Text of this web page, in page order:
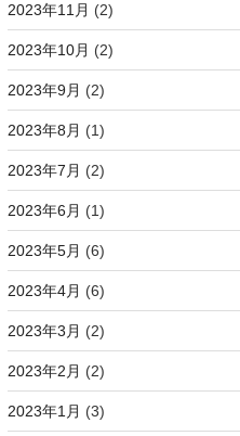
2023年11月 (2)
2023年10月 (2)
2023年9月 (2)
2023年8月 (1)
2023年7月 (2)
2023年6月 (1)
2023年5月 (6)
2023年4月 (6)
2023年3月 (2)
2023年2月 (2)
2023年1月 (3)